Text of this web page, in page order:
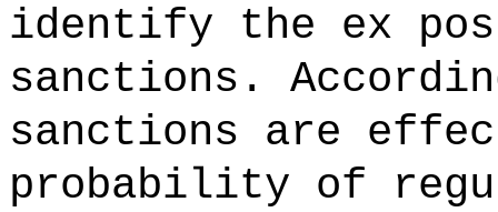
identify the ex
sanctions.
sanctions are
probability of